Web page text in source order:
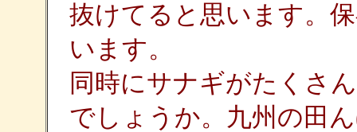
抜けてると思います。
います。
同時にサナギがたくさ
でしょうか。九州の田